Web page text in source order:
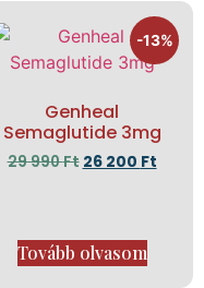
-13%
Genheal
Semaglutide 3mg
29 990Ft 26 200 Ft
Tovább olvasom